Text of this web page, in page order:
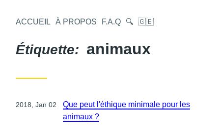
ACCUEIL À PROPOS F.A.Q 🔍 🇬🇧
Étiquette: animaux
Publié
2018, Jan 02
Que peut l'éthique minimale pour les
animaux ?